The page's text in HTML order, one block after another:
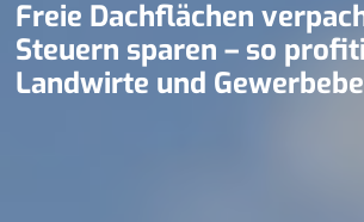
Freie Dachflächen
Steuern sparen – so
Landwirte und